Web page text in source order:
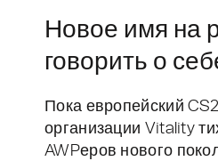
Новое имя на
говорить о
Пока европейский
организации Vitality
AWPеров нового